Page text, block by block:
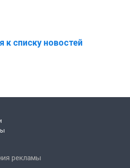
к списку новостей
рекламы